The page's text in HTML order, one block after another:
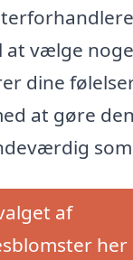
at vælge
dine
at gøre
af
her